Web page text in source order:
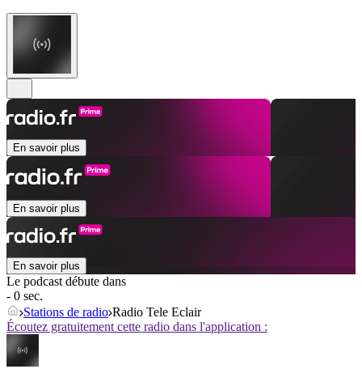
En savoir plus
En savoir plus
En savoir plus
Le podcast débute dans
- 0 sec.
Stations de radio Radio Tele Eclair
Écoutez gratuitement cette radio dans l'application :